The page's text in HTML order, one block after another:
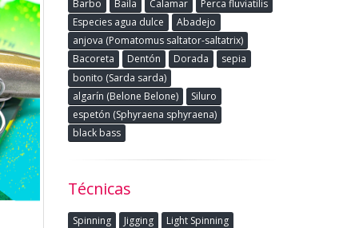
Barbo
Baila Calamar
Perca fluviatilis
Especies agua dulce
Abadejo
anjova (Pomatomus saltator-saltatrix)
Bacoreta
Dentón Dorada
sepia
bonito (Sarda sarda)
algarín (Belone Belone)
Siluro
espetón (Sphyraena sphyraena)
black bass
Técnicas
Spinning Jigging
Light Spinning